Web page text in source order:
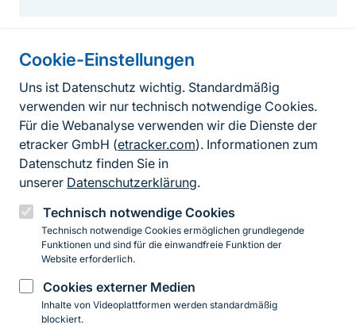
Cookie-Einstellungen
Uns ist Datenschutz wichtig. Standardmäßig
verwenden wir nur technisch notwendige Cookies.
Für die Webanalyse verwenden wir die Dienste der
etracker GmbH (etracker.com). Informationen zum
Datenschutz finden Sie in
unserer Datenschutzerklärung.
Technisch notwendige Cookies
Technisch notwendige Cookies ermöglichen grundlegende
Funktionen und sind für die einwandfreie Funktion der
Website erforderlich.
Cookies externer Medien
Inhalte von Videoplattformen werden standardmäßig
blockiert.
Informationen zur Seite
FußzeileKontakt zum BfN
Kontaktformular
Erklärung zur Barrierefreiheit
Impressum
Datenschutz
InstagramFacebookYouTubeLinkedIn